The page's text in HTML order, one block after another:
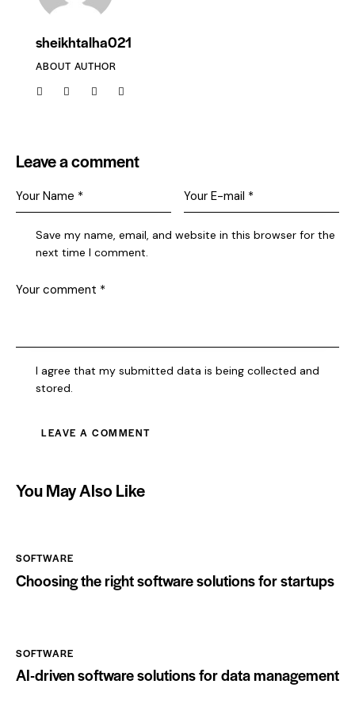
sheikhtalha021
ABOUT AUTHOR
Leave a comment
Save my name, email, and website in this browser for the
next time I comment.
I agree that my submitted data is being collected and
stored.
You May Also Like
SOFTWARE
Choosing the right software solutions for startups
SOFTWARE
AI-driven software solutions for data management